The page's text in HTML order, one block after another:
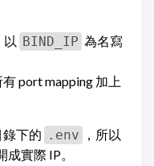
BIND_IP 為名寫
port mapping 加上
下的 .env
，所以
實際 IP。